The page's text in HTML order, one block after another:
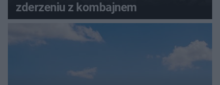
zderzeniu z kombajnem